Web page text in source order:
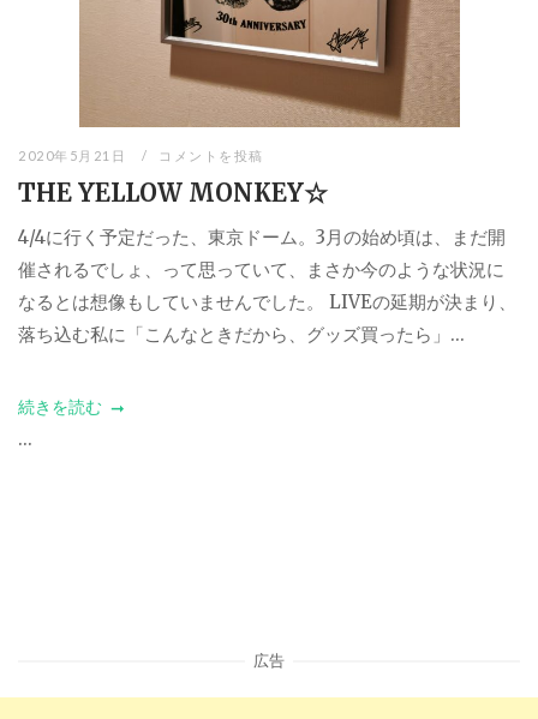
2020年5月21日 コメントを投稿
THE YELLOW MONKEY☆
4/4に行く予定だった、東京ドーム。3月の始め頃は、まだ開
催されるでしょ、って思っていて、まさか今のような状況に
なるとは想像もしていませんでした。 LIVEの延期が決まり、
落ち込む私に「こんなときだから、グッズ買ったら」...
続きを読む
...
広告